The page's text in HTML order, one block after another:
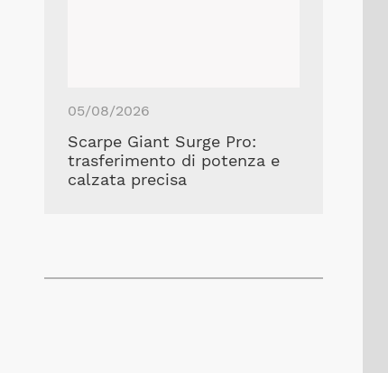
05/08/2026
Scarpe Giant Surge Pro:
trasferimento di potenza e
calzata precisa